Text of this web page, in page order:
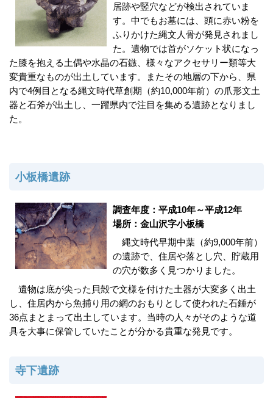
居跡や竪穴などが検出されていま
す。中でもお墓には、頭に赤い粉を
ふりかけた縄文人骨が発見されまし
た。遺物では首がソケット状になっ
た膝を抱える土偶や水晶の石鏃、様々なアクセサリー類等大
変貴重なものが出土しています。またその地層の下から、県
内で4例目となる縄文時代草創期（約10,000年前）の爪形文土
器と石斧が出土し、一躍県内で注目を集める遺跡となりまし
た。
小板橋遺跡
調査年度：平成10年～平成12年
場所：金山沢字小板橋
縄文時代早期中葉（約9,000年前）
の遺跡で、住居や落とし穴、貯蔵用
の穴が数多く見つかりました。
遺物は底が尖った貝殻で文様を付けた土器が大変多く出土
し、住居内から魚捕り用の網のおもりとして使われた石錘が
36点まとまって出土しています。当時の人々がそのような道
具を大事に保管していたことが分かる貴重な発見です。
寺下遺跡